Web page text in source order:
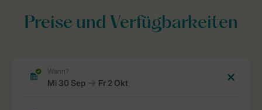
Preise und Verfügbarkeiten